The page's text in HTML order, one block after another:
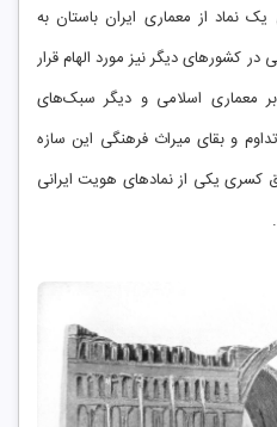
نماد از معماری ایران باستان به
کشورهای دیگر نیز مورد الهام قرار
معماری اسلامی و دیگر سبک‌های
و بقای میراث فرهنگی این سازه
یکی از نمادهای هویت ایرانی